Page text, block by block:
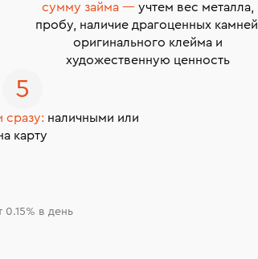
сумму займа — учтем вес металла,
пробу, наличие драгоценных камней,
оригинального клейма и
художественную ценность
сразу: наличными или
карту
0.15% в день